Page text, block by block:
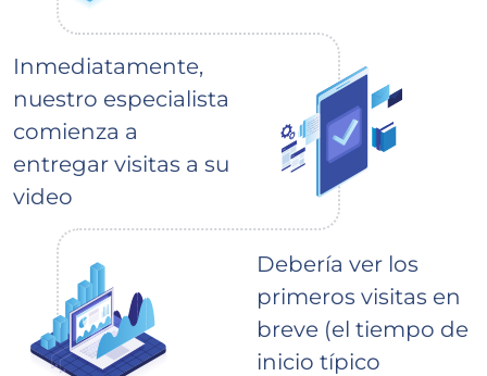
Inmediatamente,
nuestro especialista
comienza a
entregar visitas a su
video
Debería ver los
primeros visitas en
breve (el tiempo de
inicio típico